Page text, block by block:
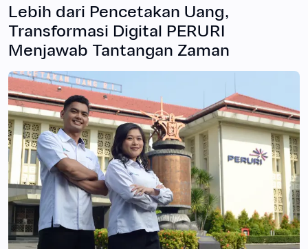
Lebih dari Pencetakan Uang,
Transformasi Digital PERURI
Menjawab Tantangan Zaman